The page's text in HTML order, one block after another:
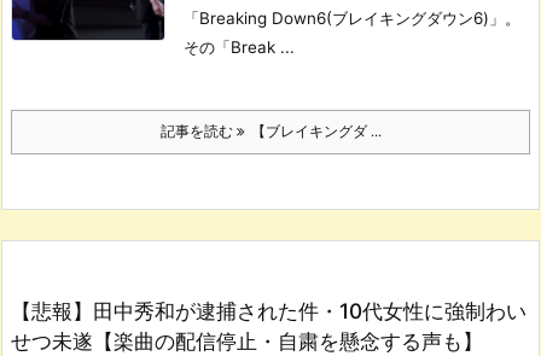
「Breaking Down6(ブレイキングダウン6)」。
その「Break ...
記事を読む 【ブレイキングダ ...
【悲報】田中秀和が逮捕された件・10代女性に強制わい
せつ未遂【楽曲の配信停止・自粛を懸念する声も】